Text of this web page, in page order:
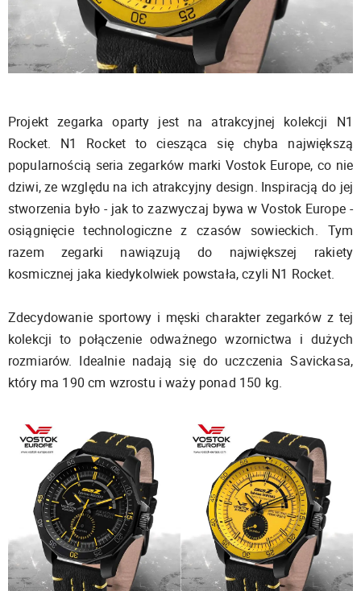
Projekt zegarka oparty jest na atrakcyjnej kolekcji N1
Rocket. N1 Rocket to ciesząca się chyba największą
popularnością seria zegarków marki Vostok Europe, co nie
dziwi, ze względu na ich atrakcyjny design. Inspiracją do jej
stworzenia było - jak to zazwyczaj bywa w Vostok Europe -
osiągnięcie technologiczne z czasów sowieckich. Tym
razem zegarki nawiązują do największej rakiety
kosmicznej jaka kiedykolwiek powstała, czyli N1 Rocket.
Zdecydowanie sportowy i męski charakter zegarków z tej
kolekcji to połączenie odważnego wzornictwa i dużych
rozmiarów. Idealnie nadają się do uczczenia Savickasa,
który ma 190 cm wzrostu i waży ponad 150 kg.